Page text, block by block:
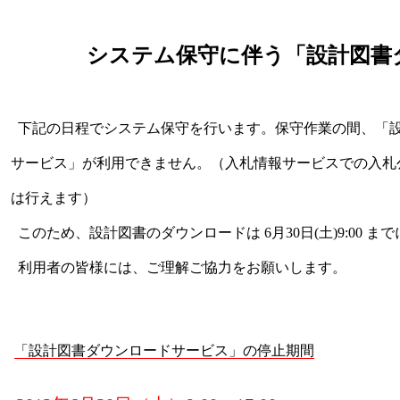
システム保守に伴う「設計図
下記の日程でシステム保守を行います。保守作業の間、「
サービス」が利用できません。（入札情報サービスでの入
は行えます）
このため、設計図書のダウンロードは 6月30日(土)9:00 ま
利用者の皆様には、ご理解ご協力をお願いします。
「設計図書ダウンロードサービス」の停止期間